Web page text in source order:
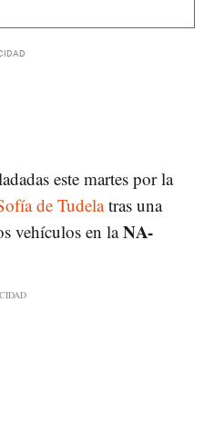
este martes por la
de Tudelatras una
vehículos en laNA-